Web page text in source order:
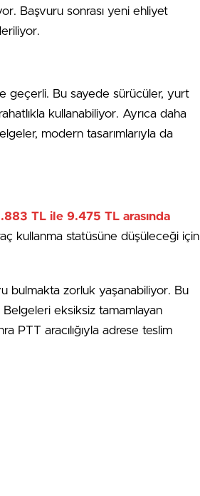
Başvuru sonrası yeni ehliyet
geçerli. Bu sayede sürücüler, yurt
kullanabiliyor. Ayrıca daha
modern tasarımlarıyla da
TL ile 9.475 TL arasında
kullanma statüsüne düşüleceği için
bulmakta zorluk yaşanabiliyor. Bu
Belgeleri eksiksiz tamamlayan
PTT aracılığıyla adrese teslim